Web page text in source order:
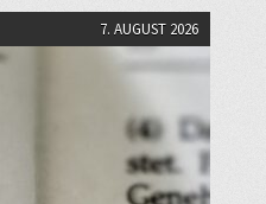
7. AUGUST 2026